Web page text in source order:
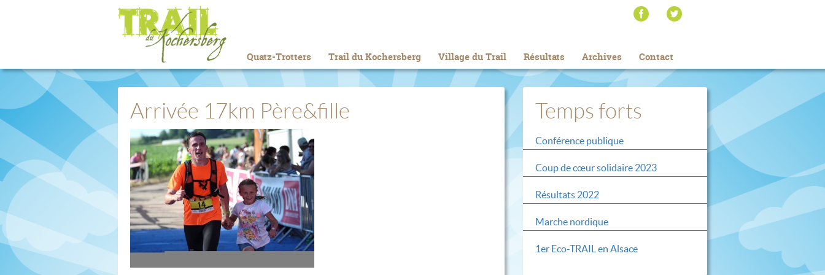
Quatz-Trotters Trail du Kochersberg Village du Trail Résultats Archives Contact
Arrivée 17km Père&fille Temps forts
Conférence publique
Coup de cœur solidaire 2023
Résultats 2022
Marche nordique
1er Eco-TRAIL en Alsace